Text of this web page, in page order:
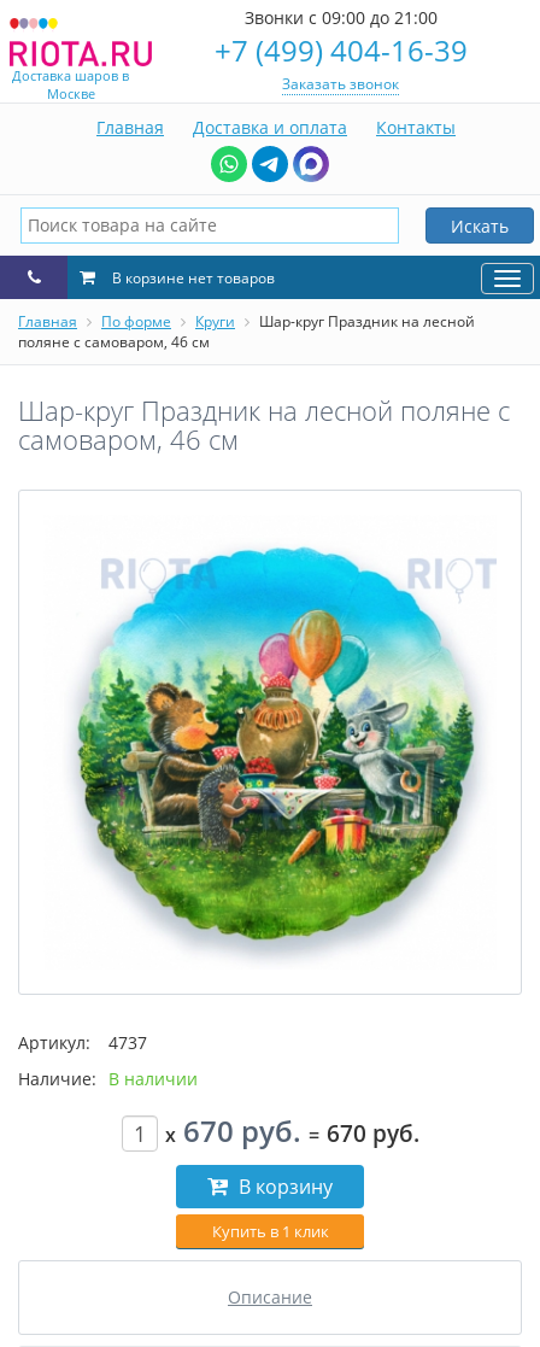
Доставка шаров в
Москве
Звонки с 09:00 до 21:00
+7 (499) 404-16-39
Заказать звонок
Главная Доставка и оплата Контакты
Искать
В корзине нет товаров
Главная По форме Круги
Шар-круг Праздник на лесной
поляне с самоваром, 46 см
Шар-круг Праздник на лесной поляне с
самоваром, 46 см
Артикул:
4737
Наличие:
В наличии
x 670 руб. = 670 руб.
В корзину
Купить в 1 клик
Описание